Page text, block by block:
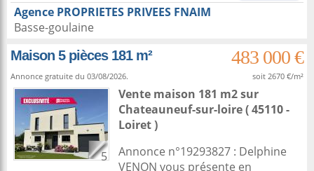
Agence PROPRIETES PRIVEES FNAIM
Basse-goulaine
Maison 5 pièces 181 m²
483 000 €
Annonce gratuite du 03/08/2026. soit 2670 €/m²
5
Vente maison 181 m2sur
Chateauneuf-sur-loire( 45110 -
Loiret )
Annonce n°19293827 : Delphine
VENON vous présente en